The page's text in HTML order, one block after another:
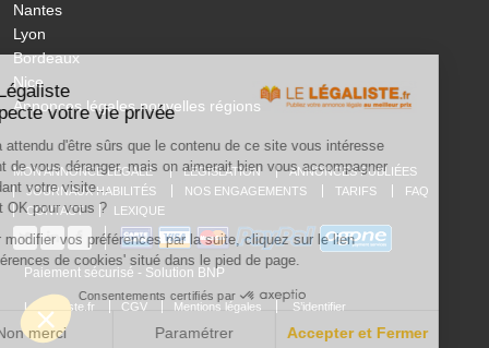
Le Légaliste
respecte votre vie privée
On a attendu d'être sûrs que le contenu de ce site vous intéresse
avant de vous déranger, mais on aimerait bien vous accompagner
pendant votre visite...
C'est OK pour vous ?
Pour modifier vos préférences par la suite, cliquez sur le lien
'Préférences de cookies' situé dans le pied de page.
Consentements certifiés par
Non merci Paramétrer Accepter et Fermer
Nantes
Lyon
Bordeaux
Nice
Annonces légales nouvelles régions
MON ANNONCE LEGALE LÉGISLATION
ANNONCES PUBLIÉES
JOURNAUX HABILITÉS
NOS ENGAGEMENTS TARIFS
FAQ
CONTACT
LEXIQUE
Paiement sécurisé - Solution BNP
LeLegaliste.fr CGV Mentions légales S’identifier